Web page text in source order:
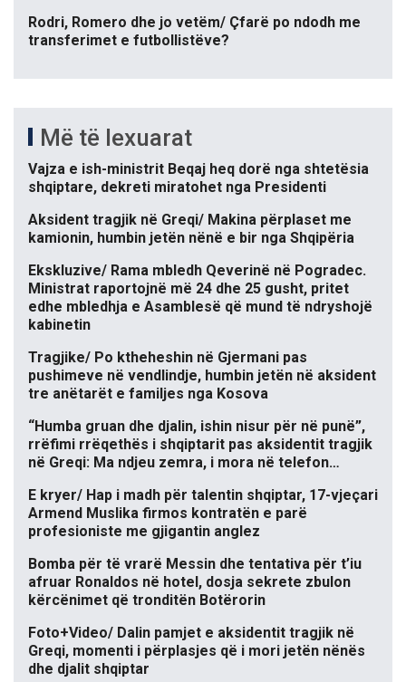
Rodri, Romero dhe jo vetëm/ Çfarë po ndodh me
transferimet e futbollistëve?
Më të lexuarat
Vajza e ish-ministrit Beqaj heq dorë nga shtetësia
shqiptare, dekreti miratohet nga Presidenti
Aksident tragjik në Greqi/ Makina përplaset me
kamionin, humbin jetën nënë e bir nga Shqipëria
Ekskluzive/ Rama mbledh Qeverinë në Pogradec.
Ministrat raportojnë më 24 dhe 25 gusht, pritet
edhe mbledhja e Asamblesë që mund të ndryshojë
kabinetin
Tragjike/ Po ktheheshin në Gjermani pas
pushimeve në vendlindje, humbin jetën në aksident
tre anëtarët e familjes nga Kosova
“Humba gruan dhe djalin, ishin nisur për në punë”,
rrëfimi rrëqethës i shqiptarit pas aksidentit tragjik
në Greqi: Ma ndjeu zemra, i mora në telefon…
E kryer/ Hap i madh për talentin shqiptar, 17-vjeçari
Armend Muslika firmos kontratën e parë
profesioniste me gjigantin anglez
Bomba për të vrarë Messin dhe tentativa për t’iu
afruar Ronaldos në hotel, dosja sekrete zbulon
kërcënimet që tronditën Botërorin
Foto+Video/ Dalin pamjet e aksidentit tragjik në
Greqi, momenti i përplasjes që i mori jetën nënës
dhe djalit shqiptar